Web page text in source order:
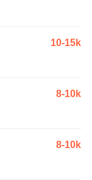
10-15k
8-10k
8-10k